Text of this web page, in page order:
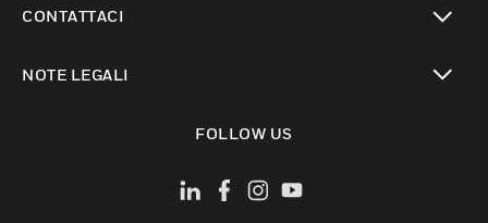
CONTATTACI
NOTE LEGALI
FOLLOW US